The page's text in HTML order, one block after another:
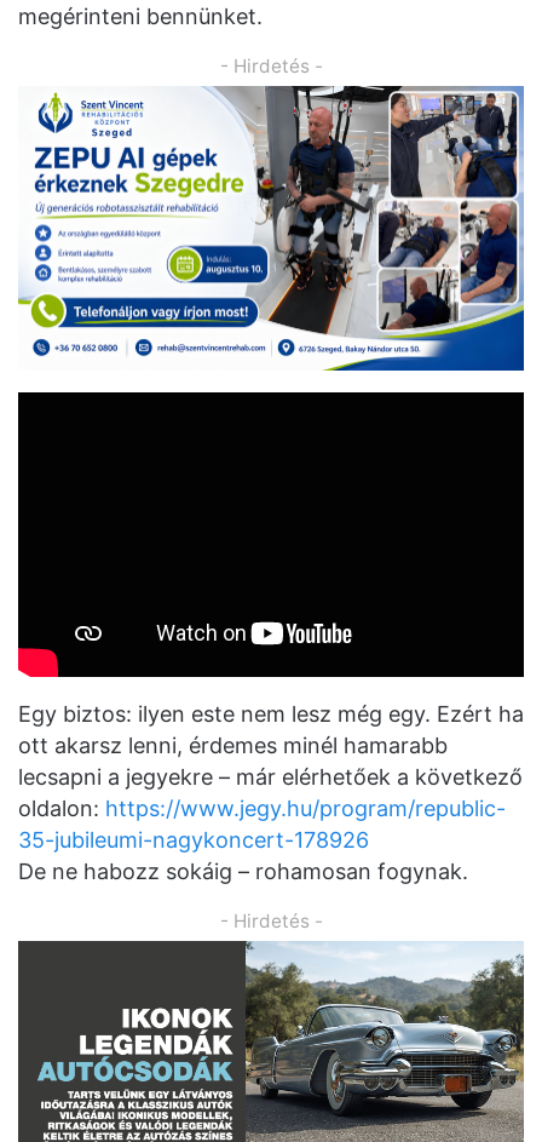
megérinteni bennünket.
- Hirdetés -
Egy biztos: ilyen este nem lesz még egy. Ezért ha
ott akarsz lenni, érdemes minél hamarabb
lecsapni a jegyekre – már elérhetőek a következő
oldalon: https://www.jegy.hu/program/republic-
35-jubileumi-nagykoncert-178926
De ne habozz sokáig – rohamosan fogynak.
- Hirdetés -